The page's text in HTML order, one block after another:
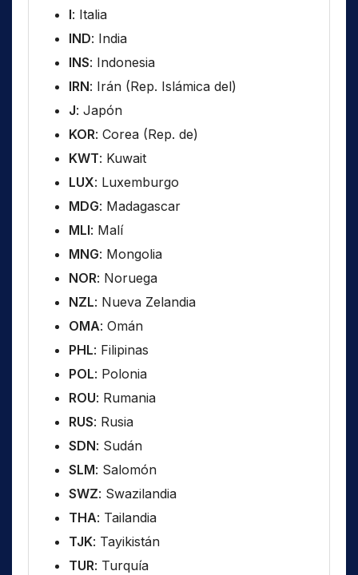
I: Italia
IND: India
INS: Indonesia
IRN: Irán (Rep. Islámica del)
J: Japón
KOR: Corea (Rep. de)
KWT: Kuwait
LUX: Luxemburgo
MDG: Madagascar
MLI: Malí
MNG: Mongolia
NOR: Noruega
NZL: Nueva Zelandia
OMA: Omán
PHL: Filipinas
POL: Polonia
ROU: Rumania
RUS: Rusia
SDN: Sudán
SLM: Salomón
SWZ: Swazilandia
THA: Tailandia
TJK: Tayikistán
TUR: Turquía